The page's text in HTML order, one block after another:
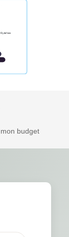
budget